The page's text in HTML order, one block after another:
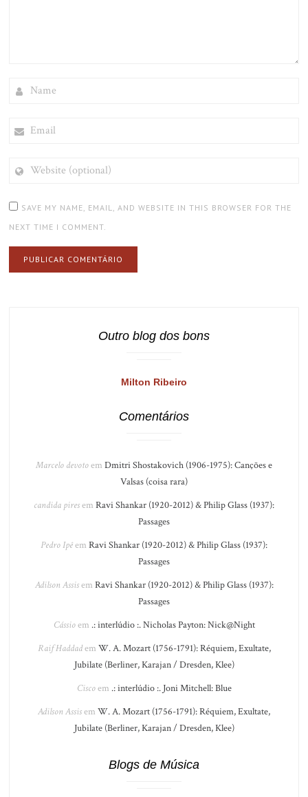
(OPTIONAL)
SAVE MY NAME, EMAIL, AND WEBSITE IN THIS BROWSER FOR THE
NEXT TIME I COMMENT.
Outro blog dos bons
Milton Ribeiro
Comentários
Marcelo devotoem Dmitri Shostakovich (1906-1975): Canções e
Valsas (coisa rara)
candida piresem Ravi Shankar (1920-2012) & Philip Glass (1937):
Passages
Pedro Ipêem Ravi Shankar (1920-2012) & Philip Glass (1937):
Passages
Adilson Assisem Ravi Shankar (1920-2012) & Philip Glass (1937):
Passages
Cássioem .: interlúdio :. Nicholas Payton: Nick@Night
Raif Haddadem W. A. Mozart (1756-1791): Réquiem, Exultate,
Jubilate (Berliner, Karajan / Dresden, Klee)
Ciscoem .: interlúdio :. Joni Mitchell: Blue
Adilson Assisem W. A. Mozart (1756-1791): Réquiem, Exultate,
Jubilate (Berliner, Karajan / Dresden, Klee)
Blogs de Música